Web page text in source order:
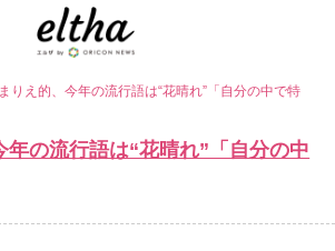
りえ的、今年の流行語は“花晴れ”「自分の中で特
年の流行語は“花晴れ”「自分の中